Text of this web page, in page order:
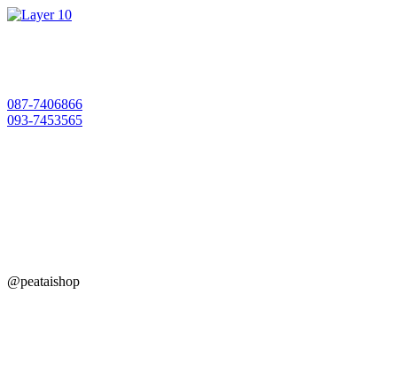
Skip
087-7406866
093-7453565
@peataishop